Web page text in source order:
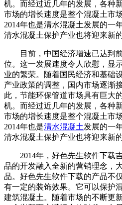
机。而经过近几年的发展，各
市场的增长速度是整个混凝土市场
2014年也是清水混凝土发展的一年
清水混凝土保护产业也将迎来新
目前，中国经济增速已达到前
位。这一发展速度令人欣慰
业的繁荣。随着国民经济和基
产业政策的调整，国内市场逐渐
此，节能环保管道市场具有巨大
机。而经过近几年的发展，各种
市场的增长速度是整个混凝土市场
2014年也是清水混凝土发展的一年
清水混凝土保护产业也将迎来新的商机
2014年，好色先生软件下载
品的开发融入全新的营销理念
品。好色先生软件下载的产品不仅
有一定的装饰效果。它可以保护
建筑混凝土。随着市场的不断更